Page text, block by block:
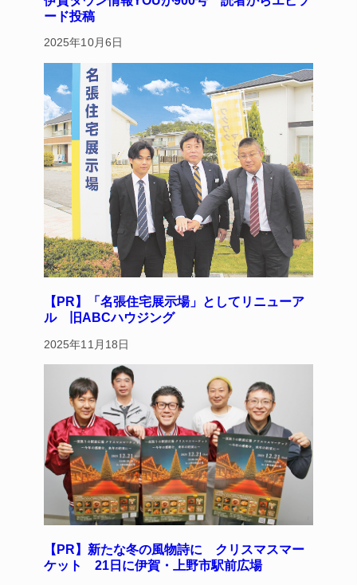
ード投稿
2025年10月6日
【PR】「名張住宅展示場」としてリニューア
ル 旧ABCハウジング
2025年11月18日
【PR】新たな冬の風物詩に クリスマスマー
ケット 21日に伊賀・上野市駅前広場